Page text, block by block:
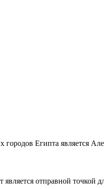
Египта является
отправной точкой